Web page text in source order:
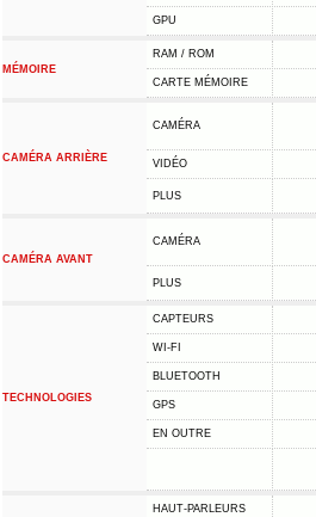
GPU
MÉMOIRE
RAM / ROM
CARTE MÉMOIRE
CAMÉRA ARRIÈRE
CAMÉRA
VIDÉO
PLUS
CAMÉRA AVANT
CAMÉRA
PLUS
TECHNOLOGIES
CAPTEURS
WI-FI
BLUETOOTH
GPS
EN OUTRE
HAUT-PARLEURS